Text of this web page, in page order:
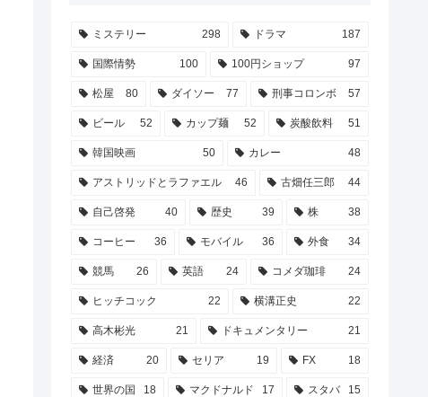
ミステリー 298 ドラマ 187
国際情勢 100 100円ショップ 97
松屋 80 ダイソー 77 刑事コロンボ 57
ビール 52 カップ麺 52 炭酸飲料 51
韓国映画 50 カレー 48
アストリッドとラファエル 46 古畑任三郎 44
自己啓発 40 歴史 39 株 38
コーヒー 36 モバイル 36 外食 34
競馬 26 英語 24 コメダ珈琲 24
ヒッチコック 22 横溝正史 22
高木彬光 21 ドキュメンタリー 21
経済 20 セリア 19 FX 18
世界の国 18 マクドナルド 17 スタバ 15